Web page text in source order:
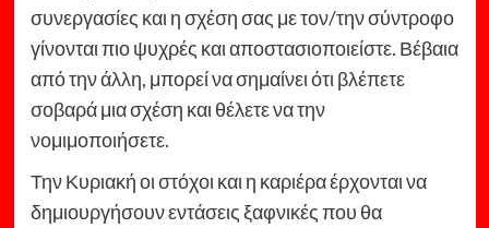
συνεργασίες και η σχέση σας με τον/την σύντροφο
γίνονται πιο ψυχρές και αποστασιοποιείστε. Βέβαια
από την άλλη, μπορεί να σημαίνει ότι βλέπετε
σοβαρά μια σχέση και θέλετε να την
νομιμοποιήσετε.
Την Κυριακή οι στόχοι και η καριέρα έρχονται να
δημιουργήσουν εντάσεις ξαφνικές που θα